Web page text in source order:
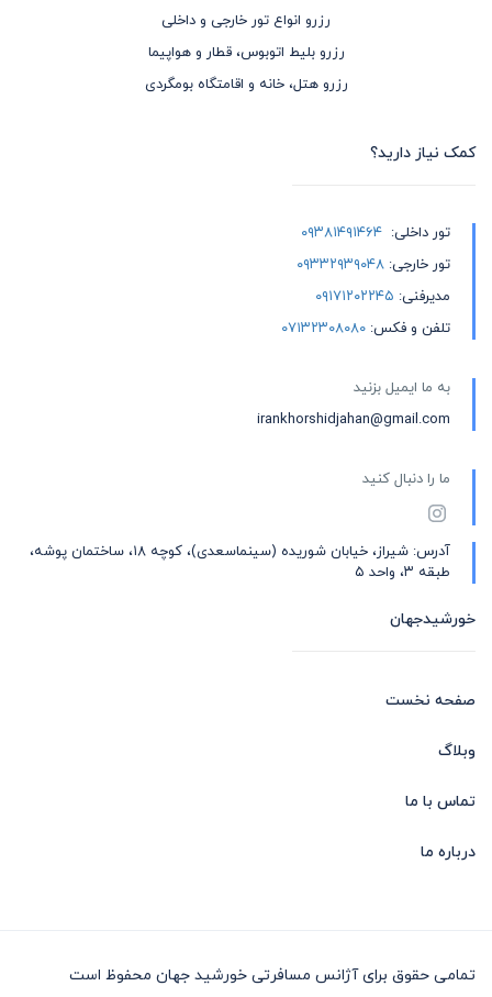
رزرو انواع تور خارجی و داخلی
رزرو بلیط اتوبوس، قطار و هواپیما
رزرو هتل، خانه و اقامتگاه بومگردی
کمک نیاز دارید؟
تور داخلی: ۰۹۳۸۱۴۹۱۴۶۴
تور خارجی: ۰۹۳۳۲۹۳۹۰۴۸
مدیرفنی: ۰۹۱۷۱۲۰۲۲۴۵
تلفن و فکس: ۰۷۱۳۲۳۰۸۰۸۰
به ما ایمیل بزنید
irankhorshidjahan@gmail.com
ما را دنبال کنید
آدرس: شیراز، خیابان شوریده (سینماسعدی)، کوچه ۱۸، ساختمان پوشه،
طبقه ۳، واحد ۵
خورشیدجهان
صفحه نخست
وبلاگ
تماس با ما
درباره ما
تمامی حقوق برای آژانس مسافرتی خورشید جهان محفوظ است